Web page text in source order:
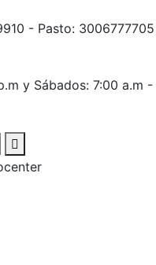
- Pasto: 3006777705
y Sábados: 7:00 a.m -